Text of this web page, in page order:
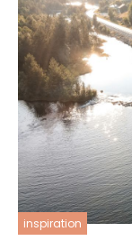
inspiration